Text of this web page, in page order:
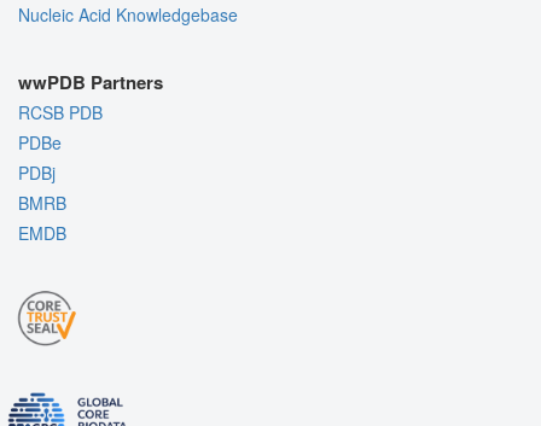
Nucleic Acid Knowledgebase
wwPDB Partners
RCSB PDB
PDBe
PDBj
BMRB
EMDB